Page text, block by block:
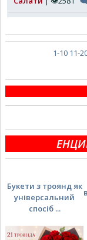
1-10 11-
Букети з троянд як
універсальний
спосіб ...